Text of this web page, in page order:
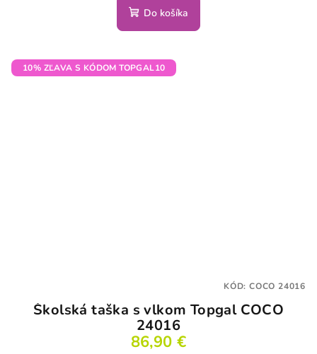
Do košíka
10% ZĽAVA S KÓDOM TOPGAL10
Školská taška s vlkom Topgal COCO
24016
86,90 €
KÓD: COCO 24016